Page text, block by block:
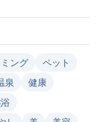
ミング
ペット
泉
健康